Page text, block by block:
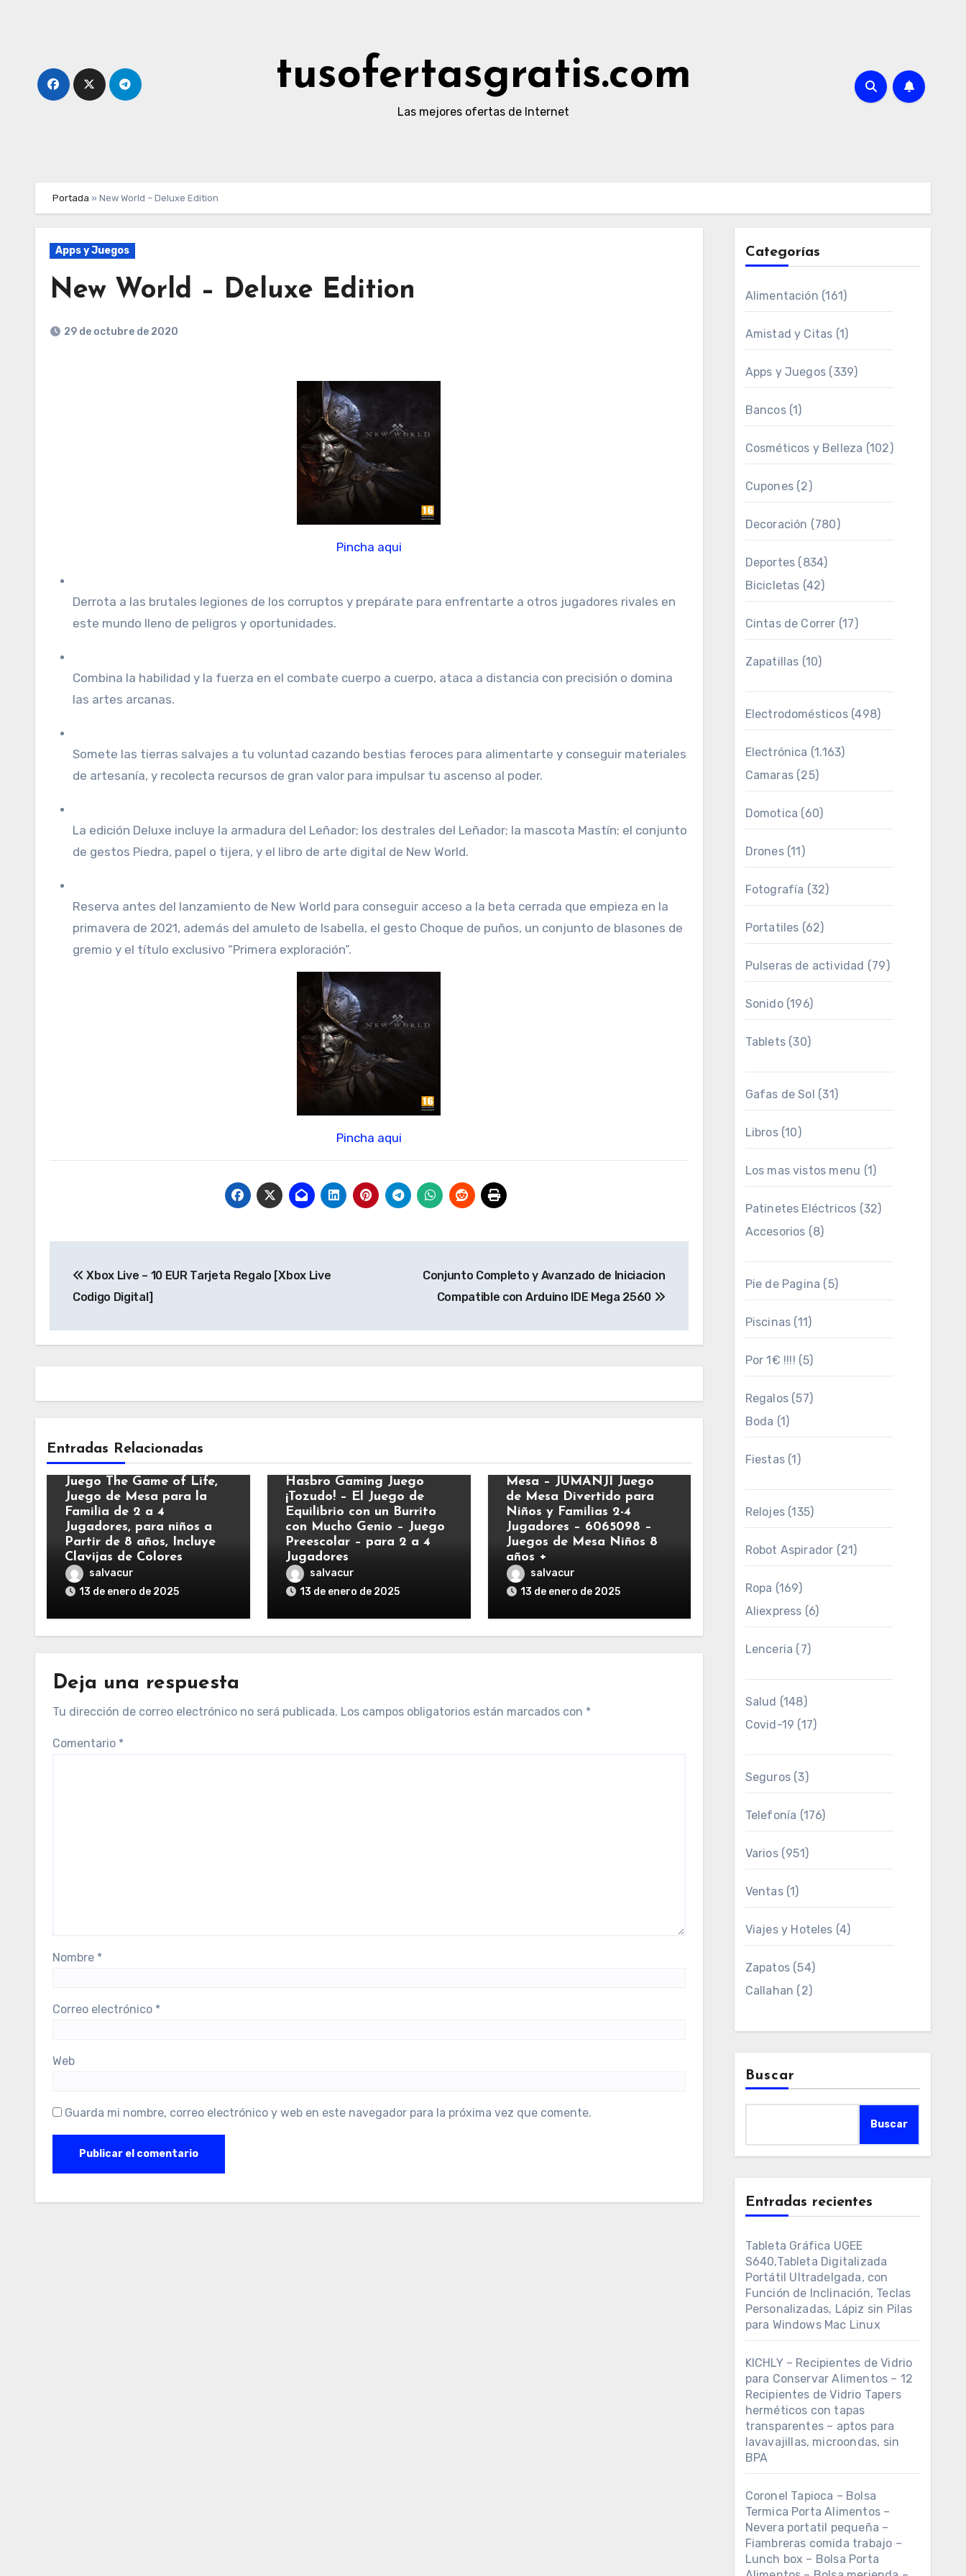
tusofertasgratis.com
Las mejores ofertas de Internet
Portada » New World – Deluxe Edition
Apps y Juegos
New World – Deluxe Edition
29 de octubre de 2020
Pincha aqui
Derrota a las brutales legiones de los corruptos y prepárate para enfrentarte a otros jugadores rivales en
este mundo lleno de peligros y oportunidades.
Combina la habilidad y la fuerza en el combate cuerpo a cuerpo, ataca a distancia con precisión o domina
las artes arcanas.
Somete las tierras salvajes a tu voluntad cazando bestias feroces para alimentarte y conseguir materiales
de artesanía, y recolecta recursos de gran valor para impulsar tu ascenso al poder.
La edición Deluxe incluye la armadura del Leñador; los destrales del Leñador; la mascota Mastín; el conjunto
de gestos Piedra, papel o tijera, y el libro de arte digital de New World.
Reserva antes del lanzamiento de New World para conseguir acceso a la beta cerrada que empieza en la
primavera de 2021, además del amuleto de Isabella, el gesto Choque de puños, un conjunto de blasones de
gremio y el título exclusivo “Primera exploración”.
Pincha aqui
de
Xbox Live – 10 EUR Tarjeta Regalo [Xbox Live
Codigo Digital]
Conjunto Completo y Avanzado de Iniciacion
Compatible con Arduino IDE Mega 2560
Entradas Relacionadas
Apps y Juegos
Juego The Game of Life,
Juego de Mesa para la
Familia de 2 a 4
Jugadores, para niños a
Partir de 8 años, Incluye
Clavijas de Colores
salvacur
13 de enero de 2025
Hasbro Gaming Juego
¡Tozudo! – El Juego de
Equilibrio con un Burrito
con Mucho Genio – Juego
Preescolar – para 2 a 4
Jugadores
salvacur
13 de enero de 2025
Spin Master Juegos DE
Mesa – JUMANJI Juego
de Mesa Divertido para
Niños y Familias 2-4
Jugadores – 6065098 –
Juegos de Mesa Niños 8
años +
salvacur
13 de enero de 2025
Deja una respuesta
Tu dirección de correo electrónico no será publicada. Los campos obligatorios están marcados con *
Comentario *
Nombre *
Correo electrónico *
Web
Guarda mi nombre, correo electrónico y web en este navegador para la próxima vez que comente.
Categorías
Alimentación (161)
Amistad y Citas (1)
Apps y Juegos (339)
Bancos(1)
Cosméticos y Belleza (102)
Cupones(2)
Decoración (780)
Deportes (834)
Bicicletas (42)
Cintas de Correr (17)
Zapatillas (10)
Electrodomésticos(498)
Electrónica (1.163)
Camaras(25)
Domotica (60)
Drones(11)
Fotografía (32)
Portatiles (62)
Pulseras de actividad (79)
Sonido(196)
Tablets(30)
Gafas de Sol (31)
Libros(10)
Los mas vistos menu (1)
Patinetes Eléctricos (32)
Accesorios (8)
Pie de Pagina (5)
Piscinas (11)
Por 1€ !!!! (5)
Regalos(57)
Boda (1)
Fiestas(1)
Relojes(135)
Robot Aspirador (21)
Ropa (169)
Aliexpress (6)
Lenceria (7)
Salud (148)
Covid-19 (17)
Seguros(3)
Telefonía (176)
Varios(951)
Ventas(1)
Viajes y Hoteles (4)
Zapatos(54)
Callahan (2)
Buscar
Buscar
Entradas recientes
Tableta Gráfica UGEE
S640,Tableta Digitalizada
Portátil Ultradelgada, con
Función de Inclinación, Teclas
Personalizadas, Lápiz sin Pilas
para Windows Mac Linux
KICHLY – Recipientes de Vidrio
para Conservar Alimentos – 12
Recipientes de Vidrio Tapers
herméticos con tapas
transparentes – aptos para
lavavajillas, microondas, sin
BPA
Coronel Tapioca – Bolsa
Termica Porta Alimentos –
Nevera portatil pequeña –
Fiambreras comida trabajo –
Lunch box – Bolsa Porta